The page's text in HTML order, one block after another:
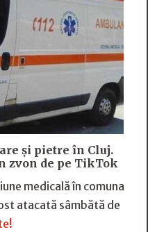
și pietre în Cluj.
zvon de pe TikTok
medicală în comuna
atacată sâmbătă de